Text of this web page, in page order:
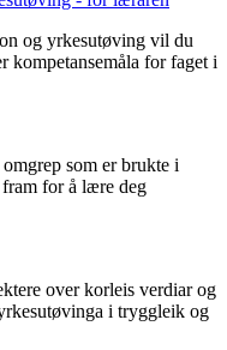
og yrkesutøving vil du
kompetansemåla for faget i
som er brukte i
for å lære deg
over korleis verdiar og
i tryggleik og